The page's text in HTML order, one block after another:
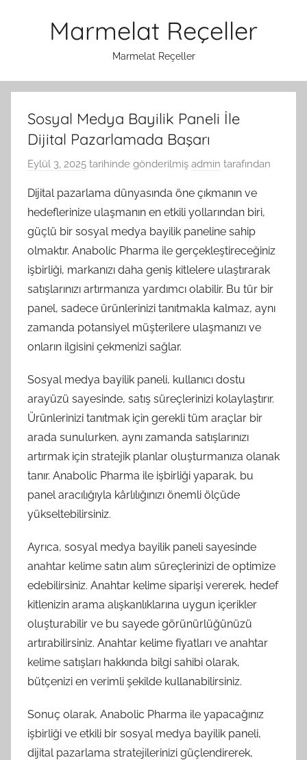
Marmelat Reçeller
Marmelat Reçeller
Sosyal Medya Bayilik Paneli İle
Dijital Pazarlamada Başarı
Eylül 3, 2025 tarihinde gönderilmiş admin tarafından
Dijital pazarlama dünyasında öne çıkmanın ve
hedeflerinize ulaşmanın en etkili yollarından biri,
güçlü bir sosyal medya bayilik paneline sahip
olmaktır. Anabolic Pharma ile gerçekleştireceğiniz
işbirliği, markanızı daha geniş kitlelere ulaştırarak
satışlarınızı artırmanıza yardımcı olabilir. Bu tür bir
panel, sadece ürünlerinizi tanıtmakla kalmaz, aynı
zamanda potansiyel müşterilere ulaşmanızı ve
onların ilgisini çekmenizi sağlar.
Sosyal medya bayilik paneli, kullanıcı dostu
arayüzü sayesinde, satış süreçlerinizi kolaylaştırır.
Ürünlerinizi tanıtmak için gerekli tüm araçlar bir
arada sunulurken, aynı zamanda satışlarınızı
artırmak için stratejik planlar oluşturmanıza olanak
tanır. Anabolic Pharma ile işbirliği yaparak, bu
panel aracılığıyla kârlılığınızı önemli ölçüde
yükseltebilirsiniz.
Ayrıca, sosyal medya bayilik paneli sayesinde
anahtar kelime satın alım süreçlerinizi de optimize
edebilirsiniz. Anahtar kelime siparişi vererek, hedef
kitlenizin arama alışkanlıklarına uygun içerikler
oluşturabilir ve bu sayede görünürlüğünüzü
artırabilirsiniz. Anahtar kelime fiyatları ve anahtar
kelime satışları hakkında bilgi sahibi olarak,
bütçenizi en verimli şekilde kullanabilirsiniz.
Sonuç olarak, Anabolic Pharma ile yapacağınız
işbirliği ve etkili bir sosyal medya bayilik paneli,
dijital pazarlama stratejilerinizi güçlendirerek,